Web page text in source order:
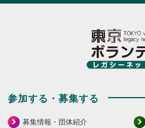
参加する・募集する
募集情報・団体紹介